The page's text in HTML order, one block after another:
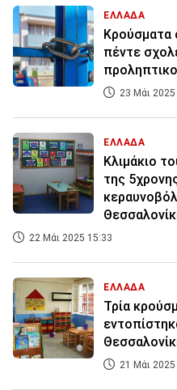
ΕΛΛΑΔΑ
Κρούσματα
πέντε
23 Μάι 2025
ΕΛΛΑΔΑ
Κλιμάκιο
της
22 Μάι 2025 15:33
ΕΛΛΑΔΑ
Τρία
21 Μάι 2025